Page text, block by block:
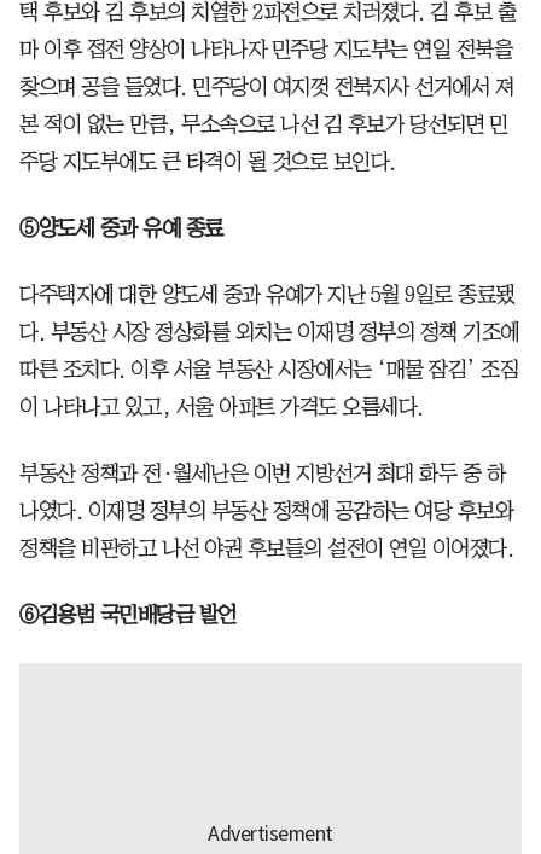
택 후보와 김 후보의 치열한 2파전으로 치러졌다. 김 후보 출
마 이후 접전 양상이 나타나자 민주당 지도부는 연일 전북을
찾으며 공을 들였다. 민주당이 여지껏 전북지사 선거에서 져
본 적이 없는 만큼, 무소속으로 나선 김 후보가 당선되면 민
주당 지도부에도 큰 타격이 될 것으로 보인다.
⑤양도세 중과 유예 종료
다주택자에 대한 양도세 중과 유예가 지난 5월 9일로 종료됐
다. 부동산 시장 정상화를 외치는 이재명 정부의 정책 기조에
따른 조치다. 이후 서울 부동산 시장에서는 ‘매물 잠김’ 조짐
이 나타나고 있고, 서울 아파트 가격도 오름세다.
부동산 정책과 전·월세난은 이번 지방선거 최대 화두 중 하
나였다. 이재명 정부의 부동산 정책에 공감하는 여당 후보와
정책을 비판하고 나선 야권 후보들의 설전이 연일 이어졌다.
⑥김용범 국민배당금 발언